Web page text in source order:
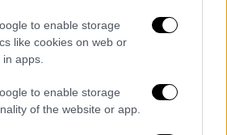
to enable storage
like cookies on web or
apps.
to enable storage
of the website or app.
πνευματώδη, πολλές φορές
ζητήματα όπως τη
το γήρας, την απώλεια,
Η σειρά θυμίζει ότι οι